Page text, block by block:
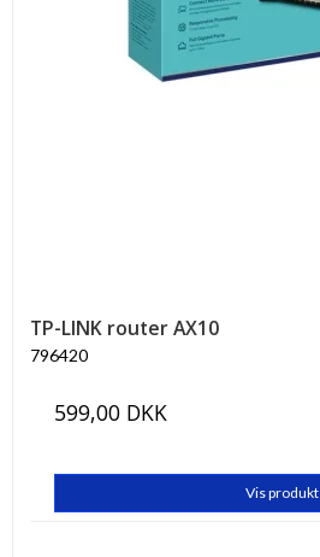
TP-LINK router AX10
796420
599,00 DKK
Vis produkt